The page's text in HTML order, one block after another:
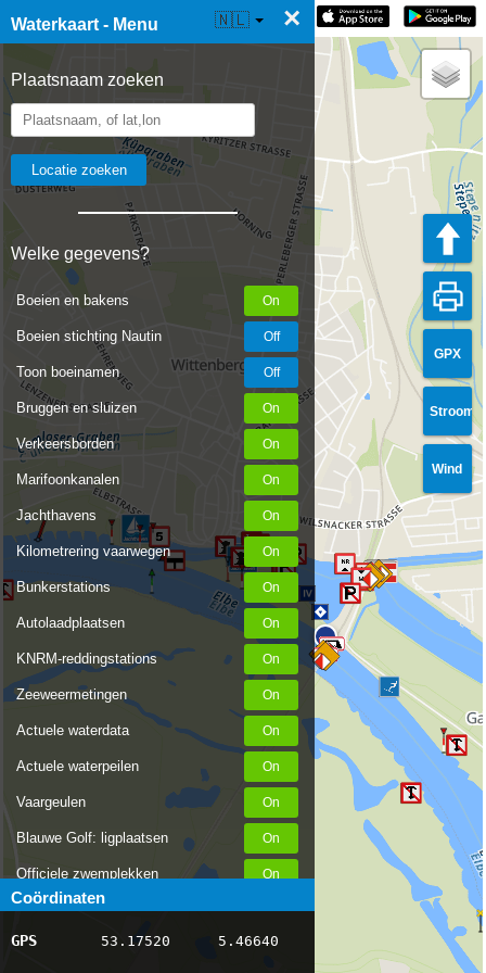
Waterkaart - Menu ×
Plaatsnaam zoeken
Welke gegevens?
Boeien en bakens
Boeien stichting Nautin
Toon boeinamen
Bruggen en sluizen
Verkeersborden
Marifoonkanalen
Jachthavens
Kilometrering vaarwegen
Bunkerstations
Autolaadplaatsen
KNRM-reddingstations
Zeeweermetingen
Actuele waterdata
Actuele waterpeilen
Vaargeulen
Blauwe Golf: ligplaatsen
Officiele zwemplekken
Stremmingen/hinder
AIS scheepsposities
Coördinaten
GPS 53.17520 5.46640
☰ Waterkaart Live 🇳🇱
GPX
Stroom
Wind